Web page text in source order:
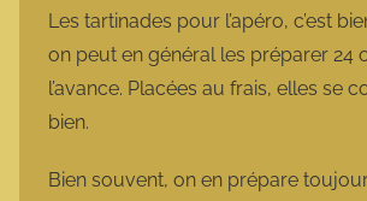
Les tartinades pour l’apéro, c’est
on peut en général les préparer 24
l’avance. Placées au frais, elles se
bien.
Bien souvent, on en prépare